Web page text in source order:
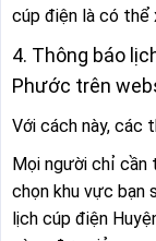
cúp điện là có thể
4. Thông báo
Phước trên
Với cách này, các
Mọi người chỉ cần
chọn khu vực bạn
lịch cúp điện